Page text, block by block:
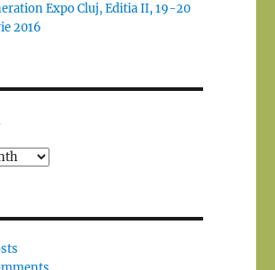
Expo Cluj, Editia II, 19-20
2016